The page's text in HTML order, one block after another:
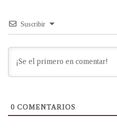
Suscribir
0 COMENTARIOS